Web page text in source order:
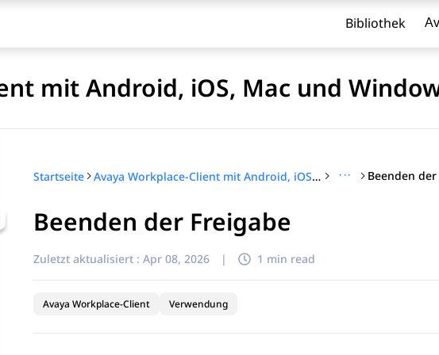
Bibliothek
mit Android, iOS, Mac und
nach Titel zu filtern.
Startseite Avaya Workplace-Client mit Android, iOS, Mac und Windows verwenden ··· Beenden
Beenden der Freigabe
Zuletzt aktualisiert : Apr 08, 2026 | 1 min read
Avaya Workplace-Client Verwendung